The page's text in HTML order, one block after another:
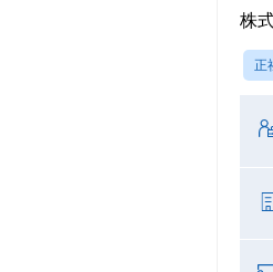
株
正